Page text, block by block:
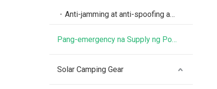
Anti-jamming at anti-spoofing antenna
Pang-emergency na Supply ng Power ng Baterya
Solar Camping Gear